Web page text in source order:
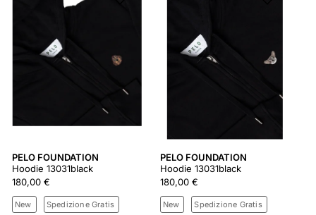
PELO FOUNDATION
Hoodie 13031black
180,00 €
New Spedizione Gratis
PELO FOUNDATION
Hoodie 13031black
180,00 €
New Spedizione Gratis